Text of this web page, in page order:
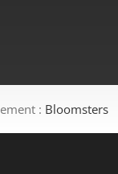
: Bloomsters